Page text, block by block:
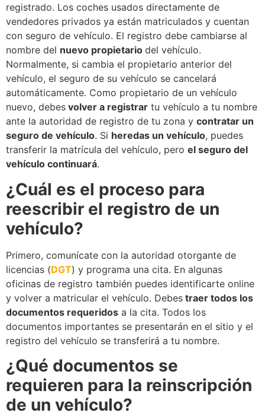
registrado. Los coches usados directamente de
vendedores privados ya están matriculados y cuentan
con seguro de vehículo. El registro debe cambiarse al
nombre del nuevo propietario del vehículo.
Normalmente, si cambia el propietario anterior del
vehículo, el seguro de su vehículo se cancelará
automáticamente. Como propietario de un vehículo
nuevo, debes volver a registrar tu vehículo a tu nombre
ante la autoridad de registro de tu zona y contratar un
seguro de vehículo. Si heredas un vehículo, puedes
transferir la matrícula del vehículo, pero el seguro del
vehículo continuará.
¿Cuál es el proceso para
reescribir el registro de un
vehículo?
Primero, comunícate con la autoridad otorgante de
licencias (DGT) y programa una cita. En algunas
oficinas de registro también puedes identificarte online
y volver a matricular el vehículo. Debes traer todos los
documentos requeridos a la cita. Todos los
documentos importantes se presentarán en el sitio y el
registro del vehículo se transferirá a tu nombre.
¿Qué documentos se
requieren para la reinscripción
de un vehículo?